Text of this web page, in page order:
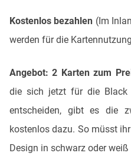
Kostenlos bezahlen (Im
werden für die
Angebot: 2 Karten zum
die sich jetzt für die Black
entscheiden, gibt es die
kostenlos dazu. So müsst
Design in schwarz oder